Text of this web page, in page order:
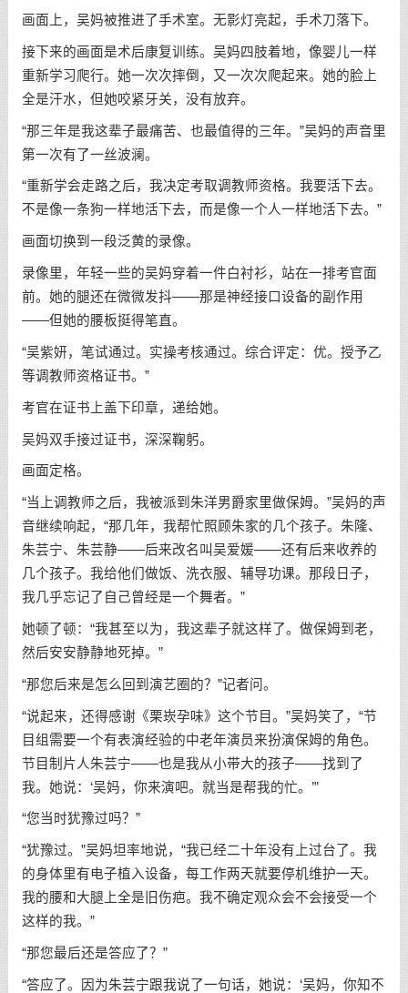
画面上，吴妈被推进了手术室。无影灯亮起，手术刀落下。
接下来的画面是术后康复训练。吴妈四肢着地，像婴儿一样
重新学习爬行。她一次次摔倒，又一次次爬起来。她的脸上
全是汗水，但她咬紧牙关，没有放弃。
“那三年是我这辈子最痛苦、也最值得的三年。”吴妈的声音里
第一次有了一丝波澜。
“重新学会走路之后，我决定考取调教师资格。我要活下去。
不是像一条狗一样地活下去，而是像一个人一样地活下去。”
画面切换到一段泛黄的录像。
录像里，年轻一些的吴妈穿着一件白衬衫，站在一排考官面
前。她的腿还在微微发抖——那是神经接口设备的副作用
——但她的腰板挺得笔直。
“吴紫妍，笔试通过。实操考核通过。综合评定：优。授予乙
等调教师资格证书。”
考官在证书上盖下印章，递给她。
吴妈双手接过证书，深深鞠躬。
画面定格。
“当上调教师之后，我被派到朱洋男爵家里做保姆。”吴妈的声
音继续响起，“那几年，我帮忙照顾朱家的几个孩子。朱隆、
朱芸宁、朱芸静——后来改名叫吴爱媛——还有后来收养的
几个孩子。我给他们做饭、洗衣服、辅导功课。那段日子，
我几乎忘记了自己曾经是一个舞者。”
她顿了顿：“我甚至以为，我这辈子就这样了。做保姆到老，
然后安安静静地死掉。”
“那您后来是怎么回到演艺圈的？”记者问。
“说起来，还得感谢《栗崁孕味》这个节目。”吴妈笑了，“节
目组需要一个有表演经验的中老年演员来扮演保姆的角色。
节目制片人朱芸宁——也是我从小带大的孩子——找到了
我。她说：‘吴妈，你来演吧。就当是帮我的忙。’”
“您当时犹豫过吗？”
“犹豫过。”吴妈坦率地说，“我已经二十年没有上过台了。我
的身体里有电子植入设备，每工作两天就要停机维护一天。
我的腰和大腿上全是旧伤疤。我不确定观众会不会接受一个
这样的我。”
“那您最后还是答应了？”
“答应了。因为朱芸宁跟我说了一句话，她说：‘吴妈，你知不